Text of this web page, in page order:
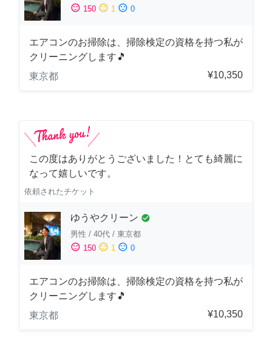
sentiment_satisfied 150 sentiment_neutral 1 sentiment_dissatisfied 0
エアコンのお掃除は、掃除検定の資格を持つ私が
クリーニングします🎵
東京都
¥10,350
この度はありがとうございました！とても綺麗に
なって嬉しいです。
依頼されたチケット
ゆうやクリーン check_circle
男性 / 40代 / 東京都
sentiment_satisfied 150 sentiment_neutral 1 sentiment_dissatisfied 0
エアコンのお掃除は、掃除検定の資格を持つ私が
クリーニングします🎵
東京都
¥10,350